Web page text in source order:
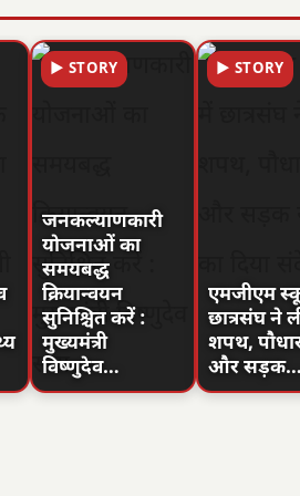
▶ STORY
जनकल्याणकारी
योजनाओं का
समयबद्ध
क्रियान्वयन
सुनिश्चित करें :
मुख्यमंत्री
विष्णुदेव…
▶ STORY
एमजीएम
छात्रसंघ ने
शपथ,
और सड़क…